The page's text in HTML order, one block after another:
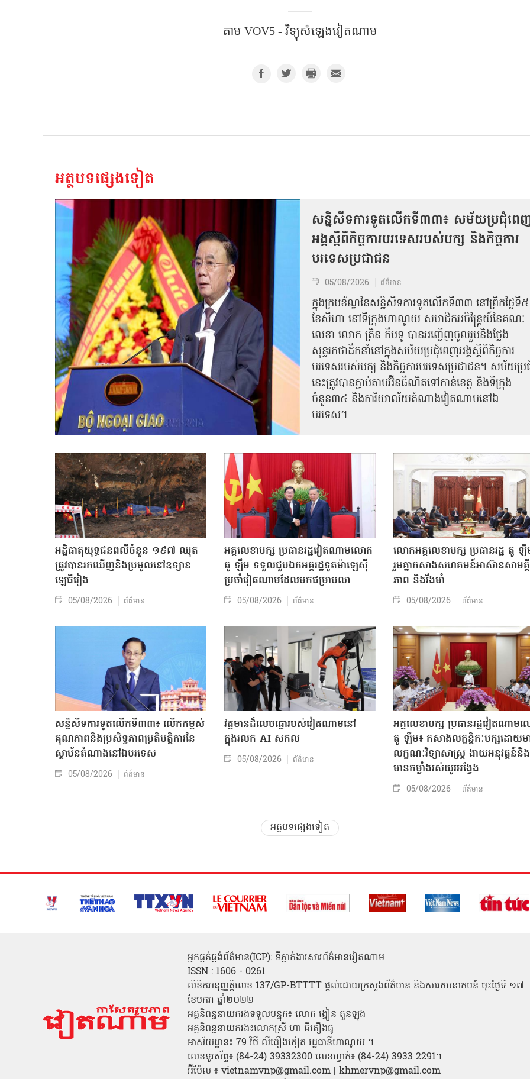
តាម​ VOV5​ - វិទ្យុសំឡេងវៀតណាម​
អត្ថបទផ្សេងទៀត
សន្និសីទការទូតលើកទី៣៣៖ សម័យប្រជុំពេ
អង្គស្តីពីកិច្ច​ការបរទេសរបស់​បក្ស និងកិច្ច​ការ
បរទេសប្រជាជន
05/08/2026 ព័ត៌មាន
ក្នុងក្របខ័ណ្ឌនៃសន្និសីទការទូតលើកទី៣៣ នៅព្រឹកថ្ងៃទី៥
ខែសីហា នៅទីក្រុងហាណូយ សមាជិកអចិន្ត្រៃយ៍នៃគណៈ
លេខា លោក ត្រិន កឹម​ទូ បានអញ្ជើញ​ចូលរួមនិងថ្លែង
សុន្ទរកថាដឹកនាំនៅក្នុងសម័យប្រជុំពេញអង្គស្តីពី​​កិច្ច​ការ
បរទេសរបស់​បក្ស និងកិច្ច​ការបរទេស​ប្រជាជន។ សម័យប្រ
នេះត្រូវបានភ្ជាប់តាមអ៊ីនធឺណិតទៅកាន់ខេត្ត និងទីក្រុង
ចំនួន៣៤ និងការិយាល័យតំណាងវៀតណាមនៅឯ​
បរទេស។
អដ្ឋិធាតុយុទ្ធជនពលីចំនួន ១៩៧ ឈុត
ត្រូវបានរកឃើញនិងប្រមូលនៅឧទ្យាន
ឡេធីរៀង
05/08/2026 ព័ត៌មាន
អគ្គលេខាបក្ស ប្រធានរដ្ឋវៀតណាមលោក
តូ ឡឹម ទទួលជួបឯកអគ្គរដ្ឋទូតម៉ាឡេស៊ី
ប្រចាំវៀតណាមដែលមកជម្រាបលា
05/08/2026 ព័ត៌មាន
លោក​អគ្គលេខាបក្ស ប្រធានរដ្ឋ តូ ឡឹ
រួមគ្នាកសាងសហគមន៍អាស៊ានសាមគ្គី
ភាព និងរឹងមាំ
05/08/2026 ព័ត៌មាន
សន្និសីទការទូតលើកទី៣៣៖ លើក​កម្ពស់
គុណភាពនិងប្រសិទ្ធភាពប្រតិបត្តិការ​នៃ
ស្ថាប័ន​​តំណាងនៅឯ​បរទេស​
05/08/2026 ព័ត៌មាន
វត្តមានដ៏លេចធ្លោរបស់វៀតណាមនៅ
ក្នុងរលក AI សកល
05/08/2026 ព័ត៌មាន
អគ្គលេខាបក្ស ប្រធានរដ្ឋវៀតណាម
តូ ឡឹម៖ កសាងលក្ខន្តិកៈបក្សដោយម
លក្ខណៈវិទ្យាសាស្ត្រ ងាយអនុវត្តន៍និង
មានកម្លាំងរស់យូរអង្វែង
05/08/2026 ព័ត៌មាន
អត្ថបទផ្សេងទៀត
អ្នកផ្គត់ផ្គង់ព័ត៌មាន(ICP): ទីភ្នាក់ងារសារព័ត៌មានវៀតណាម
ISSN : 1606 - 0261
លិខិតអនុញ្ញត្តិលេខ 137/GP-BTTTT ផ្តល់ដោយក្រសួងព័ត៌មាន និងសារគមនាគមន៍ ចុះថ្ងៃទី ១៧
ខែមករា ឆ្នាំ២០២២
អគ្គនិពន្ធនាយករងទទួលបន្ទុក៖ លោក ង្វៀន តួនឡុង
អគ្គនិពន្ធនាយករង៖លោកស្រី ហា ធីតឿងធូ
អាស័យដ្ឋាន៖ 79 វិថី លីធឿងគៀត រដ្ឋធានីហាណូយ ។
លេខទូរស័ព្ទ៖ (84-24) 39332300 លេខហ្វាក់៖ (84-24) 3933 2291។
អ៊ីម៉ែល ៖ vietnamvnp@gmail.com | khmervnp@gmail.com